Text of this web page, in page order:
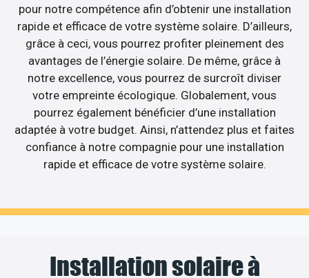
pour notre compétence afin d’obtenir une installation
rapide et efficace de votre système solaire. D’ailleurs,
grâce à ceci, vous pourrez profiter pleinement des
avantages de l’énergie solaire. De même, grâce à
notre excellence, vous pourrez de surcroît diviser
votre empreinte écologique. Globalement, vous
pourrez également bénéficier d’une installation
adaptée à votre budget. Ainsi, n’attendez plus et faites
confiance à notre compagnie pour une installation
rapide et efficace de votre système solaire.
Installation solaire à